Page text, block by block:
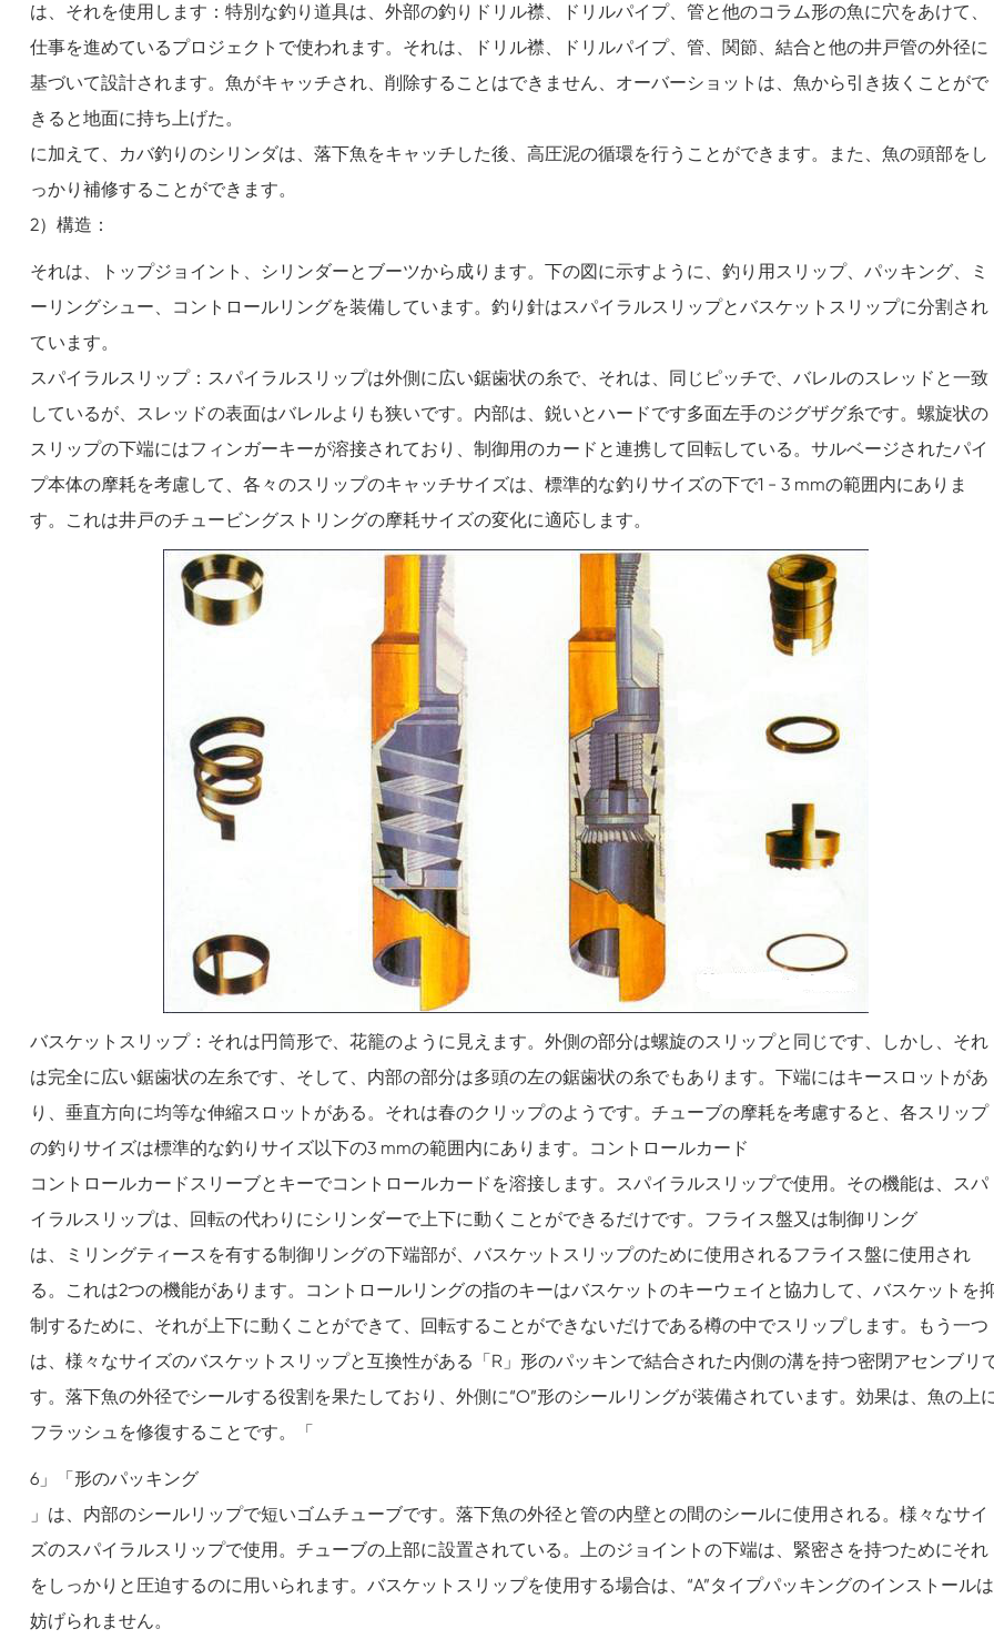
は、それを使用します：特別な釣り道具は、外部の釣りドリル襟、ドリルパイプ、管と他のコラム形の魚に穴をあけて、
仕事を進めているプロジェクトで使われます。それは、ドリル襟、ドリルパイプ、管、関節、結合と他の井戸管の外径に
基づいて設計されます。魚がキャッチされ、削除することはできません、オーバーショットは、魚から引き抜くことがで
きると地面に持ち上げた。
に加えて、カバ釣りのシリンダは、落下魚をキャッチした後、高圧泥の循環を行うことができます。また、魚の頭部をし
っかり補修することができます。
2）構造：
それは、トップジョイント、シリンダーとブーツから成ります。下の図に示すように、釣り用スリップ、パッキング、ミ
ーリングシュー、コントロールリングを装備しています。釣り針はスパイラルスリップとバスケットスリップに分割され
ています。
スパイラルスリップ：スパイラルスリップは外側に広い鋸歯状の糸で、それは、同じピッチで、バレルのスレッドと一致
しているが、スレッドの表面はバレルよりも狭いです。内部は、鋭いとハードです多面左手のジグザグ糸です。螺旋状の
スリップの下端にはフィンガーキーが溶接されており、制御用のカードと連携して回転している。サルベージされたパイ
プ本体の摩耗を考慮して、各々のスリップのキャッチサイズは、標準的な釣りサイズの下で1 - 3 mmの範囲内にありま
す。これは井戸のチュービングストリングの摩耗サイズの変化に適応します。
バスケットスリップ：それは円筒形で、花籠のように見えます。外側の部分は螺旋のスリップと同じです、しかし、それ
は完全に広い鋸歯状の左糸です、そして、内部の部分は多頭の左の鋸歯状の糸でもあります。下端にはキースロットがあ
り、垂直方向に均等な伸縮スロットがある。それは春のクリップのようです。チューブの摩耗を考慮すると、各スリップ
の釣りサイズは標準的な釣りサイズ以下の3 mmの範囲内にあります。コントロールカード
コントロールカードスリーブとキーでコントロールカードを溶接します。スパイラルスリップで使用。その機能は、スパ
イラルスリップは、回転の代わりにシリンダーで上下に動くことができるだけです。フライス盤又は制御リング
は、ミリングティースを有する制御リングの下端部が、バスケットスリップのために使用されるフライス盤に使用され
る。これは2つの機能があります。コントロールリングの指のキーはバスケットのキーウェイと協力して、バスケットを
制するために、それが上下に動くことができて、回転することができないだけである樽の中でスリップします。もう一つ
は、様々なサイズのバスケットスリップと互換性がある「R」形のパッキンで結合された内側の溝を持つ密閉アセンブリ
す。落下魚の外径でシールする役割を果たしており、外側に“O”形のシールリングが装備されています。効果は、魚の上
フラッシュを修復することです。「
6」「形のパッキング
」は、内部のシールリップで短いゴムチューブです。落下魚の外径と管の内壁との間のシールに使用される。様々なサイ
ズのスパイラルスリップで使用。チューブの上部に設置されている。上のジョイントの下端は、緊密さを持つためにそれ
をしっかりと圧迫するのに用いられます。バスケットスリップを使用する場合は、“A”タイプパッキングのインストールは
妨げられません。